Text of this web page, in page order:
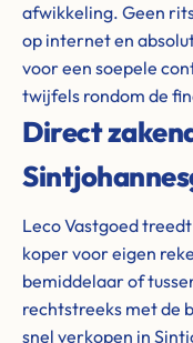
afwikkeling. Geen
op internet en
voor een soepele
twijfels rondom de
Direct
Leco Vastgoed
koper voor eigen
bemiddelaar of
rechtstreeks met de
snel verkopen in